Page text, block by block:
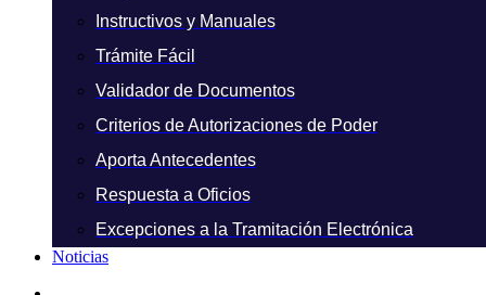
Instructivos y Manuales
Trámite Fácil
Validador de Documentos
Criterios de Autorizaciones de Poder
Aporta Antecedentes
Respuesta a Oficios
Excepciones a la Tramitación Electrónica
Noticias